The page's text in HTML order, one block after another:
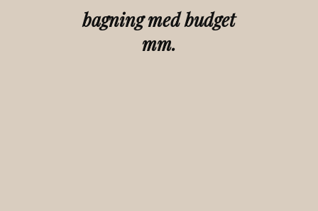
bagning med budget
mm.